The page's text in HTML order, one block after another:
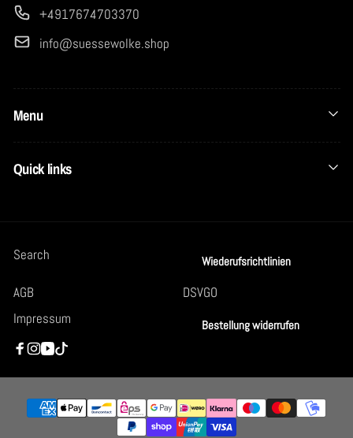
+4917674703370
info@suessewolke.shop
Menu
Quick links
Search Wiederufsrichtlinien
AGB
DSVGO
Impressum
Bestellung widerrufen
Facebook
Instagram
YouTube
TikTok
Zahlungsmethoden